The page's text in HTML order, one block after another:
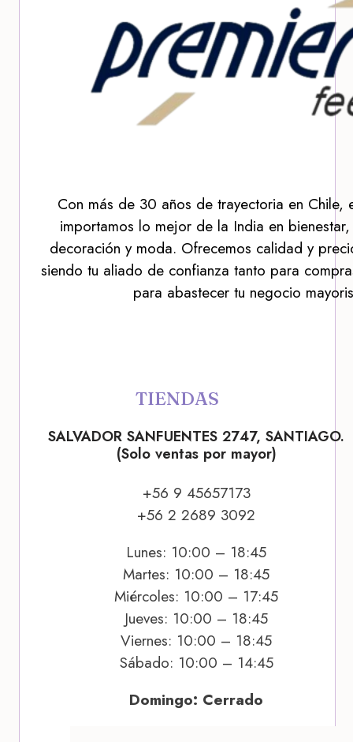
Con más de 30 años de trayectoria en Chile,
importamos lo mejor de la India en
decoración y moda. Ofrecemos calidad y
siendo tu aliado de confianza tanto para
para abastecer tu negocio
TIENDAS
SALVADOR SANFUENTES 2747, SANTIAGO.
(Solo ventas por mayor)
+56 9 45657173
+56 2 2689 3092
Lunes: 10:00 – 18:45
Martes: 10:00 – 18:45
Miércoles: 10:00 – 17:45
Jueves: 10:00 – 18:45
Viernes: 10:00 – 18:45
Sábado: 10:00 – 14:45
Domingo: Cerrado